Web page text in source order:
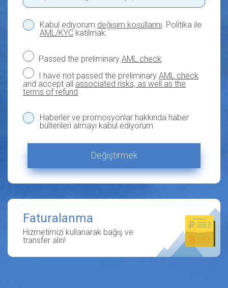
Kabul ediyorum değişim koşullarını. Politika ile
AML/KYC katılmak.
Passed the preliminary AML check
I have not passed the preliminary AML check
and accept all associated risks, as well as the
terms of refund
Haberler ve promosyonlar hakkında haber
bültenleri almayı kabul ediyorum
Değiştirmek
Faturalanma
Hizmetimizi kullanarak bağış ve
transfer alın!